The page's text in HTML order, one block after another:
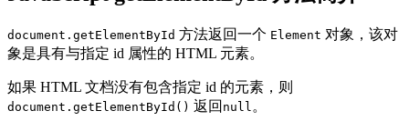
document.getElementById 方法返回一个 Element 对象，该对
象是具有与指定 id 属性的 HTML 元素。
如果 HTML 文档没有包含指定 id 的元素，则
document.getElementById() 返回 null。